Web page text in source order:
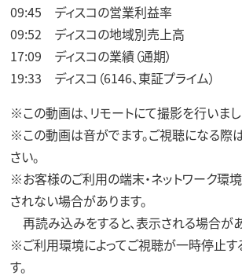
09:45 ディスコの営業利益率
09:52 ディスコの地域別売上高
17:09 ディスコの業績（通期）
19:33 ディスコ（6146、東証プライム）
※この動画は、リモートにて撮影を行いまし
※この動画は音がでます。ご視聴になる際
さい。
※お客様のご利用の端末・ネットワーク環
されない場合があります。
再読み込みをすると、表示される場合があ
※ご利用環境によってご視聴が一時停止す
す。